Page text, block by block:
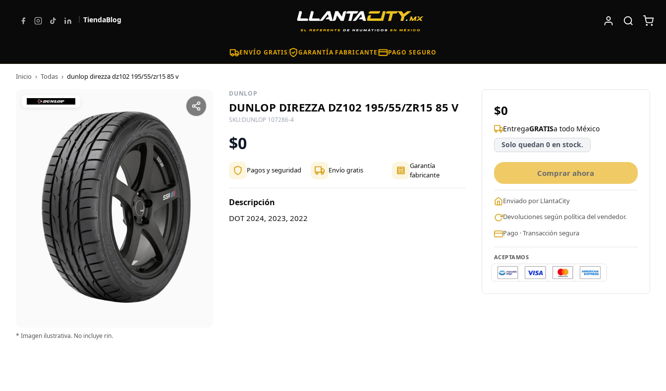
| TiendaBlog
ENVÍO GRATIS GARANTÍA FABRICANTE PAGO SEGURO
Inicio › Todas › dunlop direzza dz102 195/55/zr15 85 v
* Imagen ilustrativa. No incluye rin.
DUNLOP
DUNLOP DIREZZA DZ102 195/55/ZR15 85 V
SKU:DUNLOP 107286-4
$0
Pagos y seguridad Envío gratis
Garantía
fabricante
Descripción
DOT 2024, 2023, 2022
$0
EntregaGRATISa todo México
Solo quedan 0 en stock.
Comprar ahora
Enviado por LlantaCity
Devoluciones según política del vendedor.
Pago · Transacción segura
ACEPTAMOS